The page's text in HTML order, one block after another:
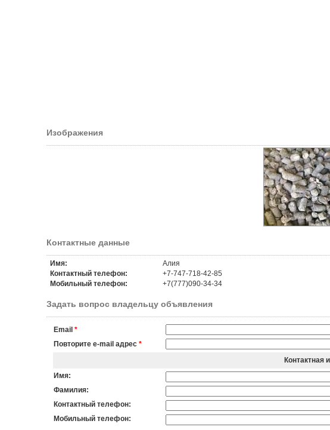
Изображения
Контактные данные
Имя:
Алия
Контактный телефон:
+7-747-718-42-85
Мобильный телефон:
+7(777)090-34-34
Задать вопрос владельцу объявления
Email *
Повторите e-mail адрес *
Контактная
Имя:
Фамилия:
Контактный телефон:
Мобильный телефон: